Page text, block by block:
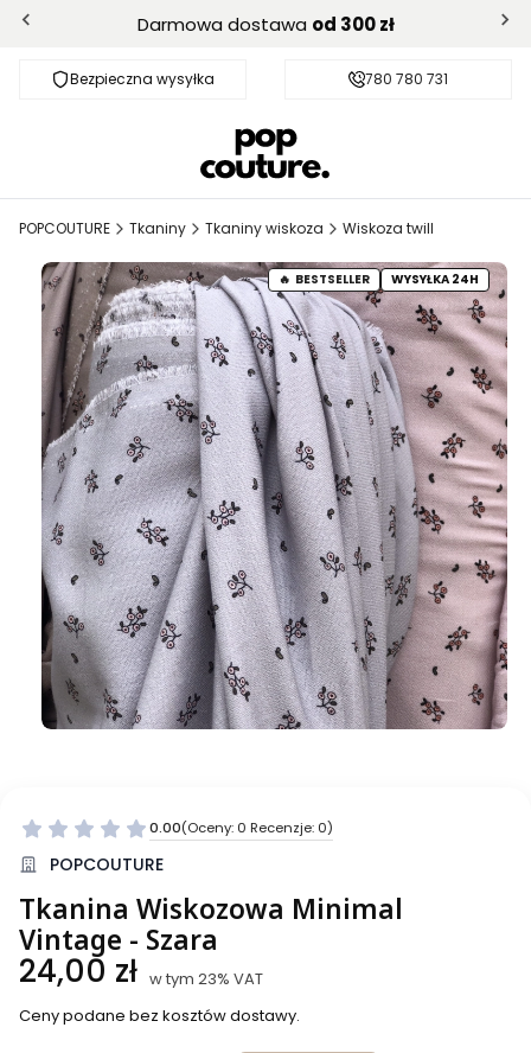
Darmowa dostawa od 300 zł
Bezpieczna wysyłka Darmowa dostawa od 300 zł
780 780 731
POPCOUTURE Tkaniny Tkaniny wiskoza Wiskoza twill
BESTSELLER WYSYŁKA 24H
0.00(Oceny: 0 Recenzje: 0)
Przejdź do sekcji Opinie
POPCOUTURE
Tkanina Wiskozowa Minimal
Vintage - Szara
Cena
24,00 zł w tym 23% VAT
w tym 23% VAT
Ceny podane bez kosztów dostawy.